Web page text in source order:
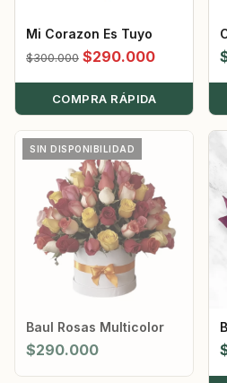
Mi Corazon Es Tuyo
$300.000 El
original
$300.000.
$290.000El
actual
COMPRA RÁPIDA
SIN DISPONIBILIDAD
Baul Rosas Multicolor
$290.000